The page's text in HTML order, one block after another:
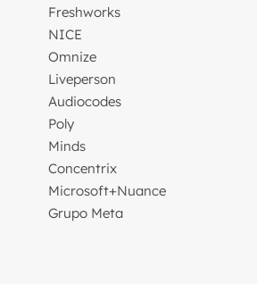
Freshworks
NICE
Omnize
Liveperson
Audiocodes
Poly
Minds
Concentrix
Microsoft+Nuance
Grupo Meta